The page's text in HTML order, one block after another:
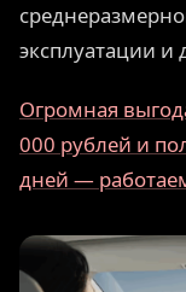
эксплуатации и
Огромная
000 рублей и
дней —